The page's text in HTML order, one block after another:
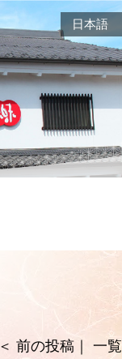
＜前の投稿 ｜一覧